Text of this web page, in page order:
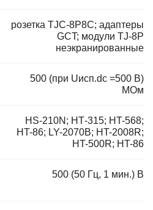
розетка TJC-8P8C; адаптеры
GCT; модули TJ-8P
неэкранированные
500 (при Uисп.dc =500 В)
МОм
HS-210N; НТ-315; HT-568;
HT-86; LY-2070B; HT-2008R;
HT-500R; HT-86
500 (50 Гц, 1 мин.) В